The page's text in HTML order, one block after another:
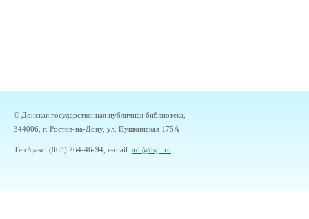
© Донская государственная публичная библиотека,
344006, г. Ростов-на-Дону, ул. Пушкинская 175А
Тел./факс: (863) 264-46-94, e-mail: odi@dspl.ru